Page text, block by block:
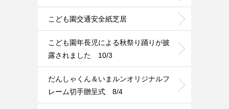
こども園交通安全紙芝居
こども園年長児による秋祭り踊りが披
露されました 10/3
だんしゃくん＆いまルンオリジナルフ
レーム切手贈呈式 8/4